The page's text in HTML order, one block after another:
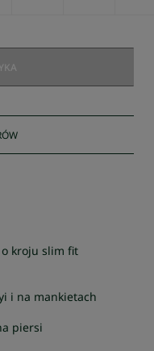
o kroju slim fit
i na mankietach
piersi